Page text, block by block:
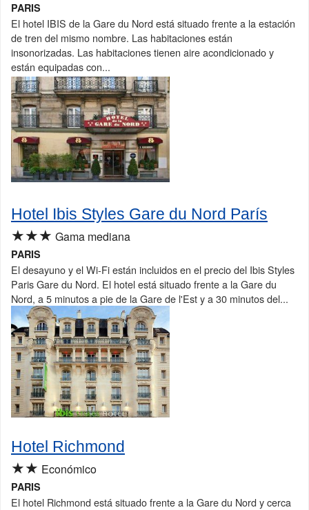
PARIS
El hotel IBIS de la Gare du Nord está situado frente a la estación
de tren del mismo nombre. Las habitaciones están
insonorizadas. Las habitaciones tienen aire acondicionado y
están equipadas con...
Hotel Ibis Styles Gare du Nord París
★★★ Gama mediana
PARIS
El desayuno y el Wi-Fi están incluidos en el precio del Ibis Styles
Paris Gare du Nord. El hotel está situado frente a la Gare du
Nord, a 5 minutos a pie de la Gare de l'Est y a 30 minutos del...
Hotel Richmond
★★ Económico
PARIS
El hotel Richmond está situado frente a la Gare du Nord y cerca